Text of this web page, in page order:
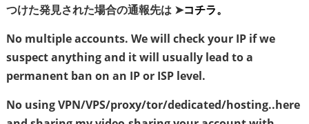
つけた発見された場合の通報先は ➤コチラ。
No multiple accounts. We will check your IP if we
suspect anything and it will usually lead to a
permanent ban on an IP or ISP level.
No using VPN/VPS/proxy/tor/dedicated/hosting..here